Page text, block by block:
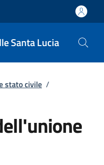
Santa Lucia
stato civile /